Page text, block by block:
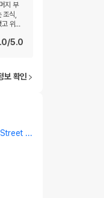
지 부
식,
위…
/5.0
보 확인
Hill